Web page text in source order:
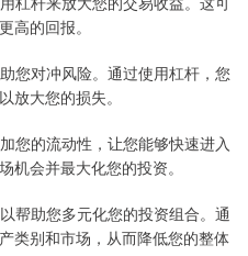
高的回报。
您对冲风险。通过使用杠杆，您
放大您的损失。
您的流动性，让您能够快速进入
机会并最大化您的投资。
帮助您多元化您的投资组合。通
类别和市场，从而降低您的整体